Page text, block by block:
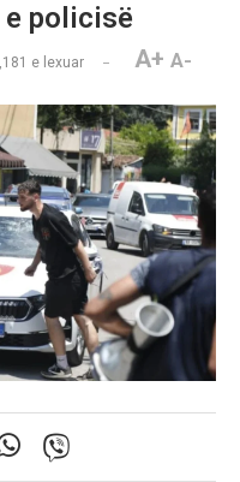
e policisë
e lexuar A+ A-